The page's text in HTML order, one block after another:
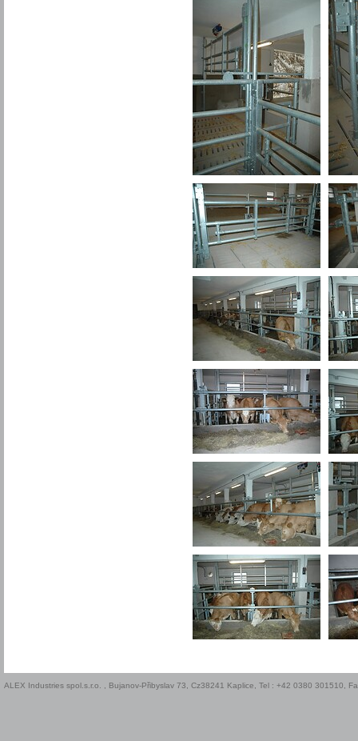
ALEX Industries spol.s.r.o. , Bujanov-Přibyslav 73, Cz38241 Kaplice, Tel : +42 0380 301510,